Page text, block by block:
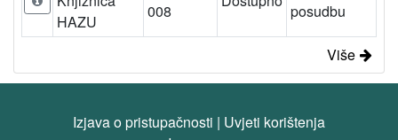
HAZU
008
posudbu
Više
Izjava o pristupačnosti | Uvjeti korištenja